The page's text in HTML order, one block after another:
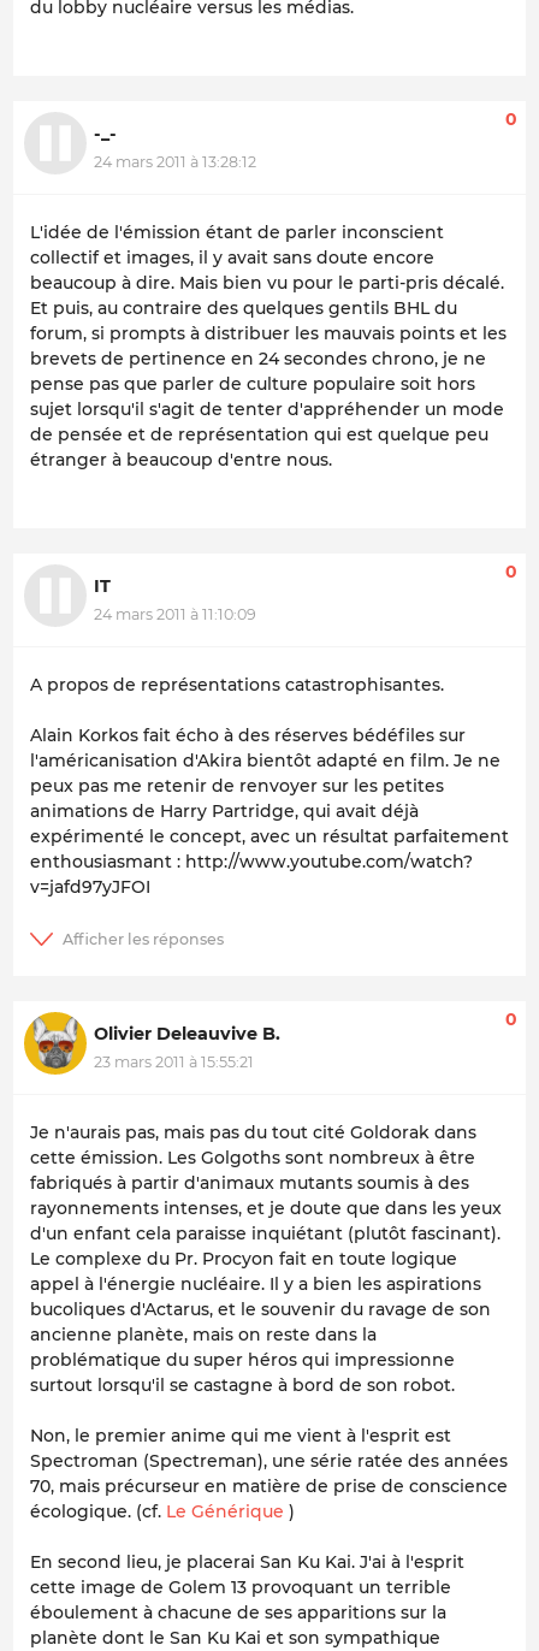
du lobby nucléaire versus les médias.
-_-
24 mars 2011 à 13:28:12
0
L'idée de l'émission étant de parler inconscient
collectif et images, il y avait sans doute encore
beaucoup à dire. Mais bien vu pour le parti-pris décalé.
Et puis, au contraire des quelques gentils BHL du
forum, si prompts à distribuer les mauvais points et les
brevets de pertinence en 24 secondes chrono, je ne
pense pas que parler de culture populaire soit hors
sujet lorsqu'il s'agit de tenter d'appréhender un mode
de pensée et de représentation qui est quelque peu
étranger à beaucoup d'entre nous.
IT
24 mars 2011 à 11:10:09
0
A propos de représentations catastrophisantes.
Alain Korkos fait écho à des réserves bédéfiles sur
l'américanisation d'Akira bientôt adapté en film. Je ne
peux pas me retenir de renvoyer sur les petites
animations de Harry Partridge, qui avait déjà
expérimenté le concept, avec un résultat parfaitement
enthousiasmant : http://www.youtube.com/watch?
v=jafd97yJFOI
Olivier Deleauvive B.
23 mars 2011 à 15:55:21
0
Je n'aurais pas, mais pas du tout cité Goldorak dans
cette émission. Les Golgoths sont nombreux à être
fabriqués à partir d'animaux mutants soumis à des
rayonnements intenses, et je doute que dans les yeux
d'un enfant cela paraisse inquiétant (plutôt fascinant).
Le complexe du Pr. Procyon fait en toute logique
appel à l'énergie nucléaire. Il y a bien les aspirations
bucoliques d'Actarus, et le souvenir du ravage de son
ancienne planète, mais on reste dans la
problématique du super héros qui impressionne
surtout lorsqu'il se castagne à bord de son robot.
Non, le premier anime qui me vient à l'esprit est
Spectroman (Spectreman), une série ratée des années
70, mais précurseur en matière de prise de conscience
écologique. (cf. Le Générique )
En second lieu, je placerai San Ku Kai. J'ai à l'esprit
cette image de Golem 13 provoquant un terrible
éboulement à chacune de ses apparitions sur la
planète dont le San Ku Kai et son sympathique